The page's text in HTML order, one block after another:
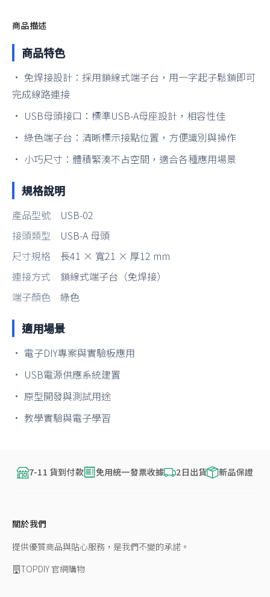
商品描述
商品特色
• 免焊接設計：採用鎖線式端子台，用一字起子鬆鎖即可
完成線路連接
• USB母頭接口：標準USB-A母座設計，相容性佳
• 綠色端子台：清晰標示接點位置，方便識別與操作
• 小巧尺寸：體積緊湊不占空間，適合各種應用場景
規格說明
產品型號
USB-02
接頭類型
USB-A 母頭
尺寸規格
長41 × 寬21 × 厚12 mm
連接方式
鎖線式端子台（免焊接）
端子顏色
綠色
適用場景
• 電子DIY專案與實驗板應用
• USB電源供應系統建置
• 原型開發與測試用途
• 教學實驗與電子學習
7-11 貨到付款 免用統一發票收據 2日出貨 新品保證
關於我們
提供優質商品與貼心服務，是我們不變的承諾。
TOPDIY 官網購物